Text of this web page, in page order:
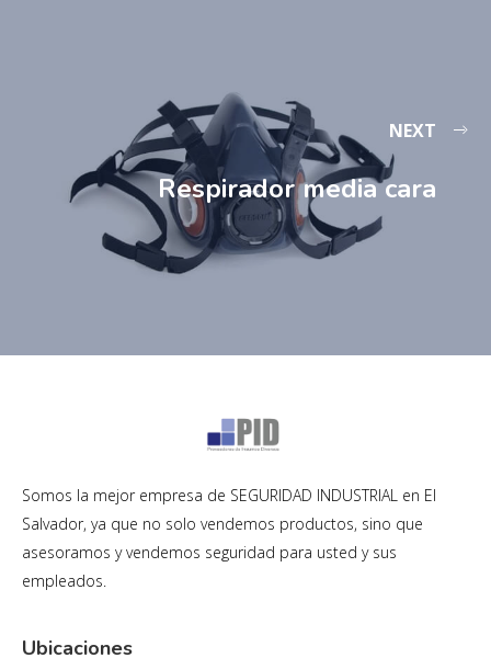
NEXT
Respirador media cara
Somos la mejor empresa de SEGURIDAD INDUSTRIAL en El
Salvador, ya que no solo vendemos productos, sino que
asesoramos y vendemos seguridad para usted y sus
empleados.
Ubicaciones